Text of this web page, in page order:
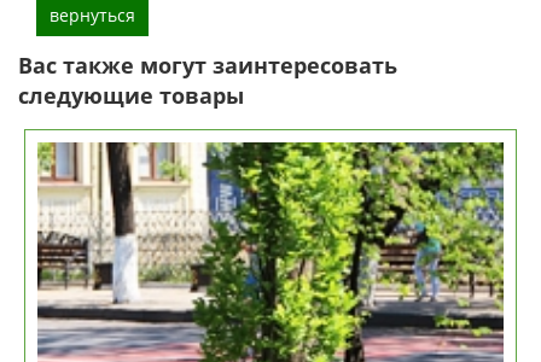
вернуться
Вас также могут заинтересовать
следующие товары